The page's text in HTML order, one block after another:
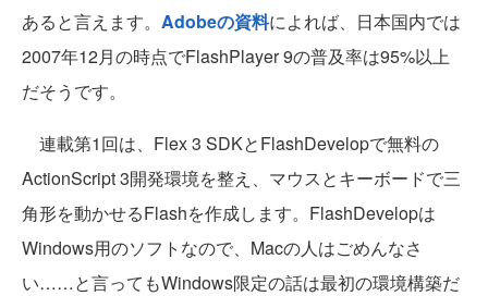
あると言えます。 Adobeの資料によれば、日本国内では
2007年12月の時点でFlashPlayer 9の普及率は95%以上
だそうです。
連載第1回は、Flex 3 SDKとFlashDevelopで無料の
ActionScript 3開発環境を整え、マウスとキーボードで三
角形を動かせるFlashを作成します。FlashDevelopは
Windows用のソフトなので、Macの人はごめんなさ
い……と言ってもWindows限定の話は最初の環境構築だ